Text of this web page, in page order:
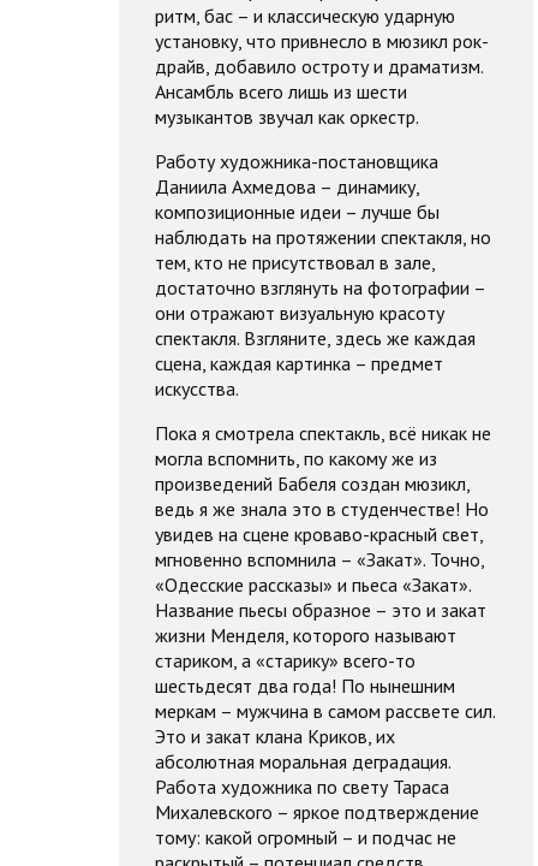
ритм, бас – и классическую ударную
установку, что привнесло в мюзикл рок-
драйв, добавило остроту и драматизм.
Ансамбль всего лишь из шести
музыкантов звучал как оркестр.
Работу художника-постановщика
Даниила Ахмедова – динамику,
композиционные идеи – лучше бы
наблюдать на протяжении спектакля, но
тем, кто не присутствовал в зале,
достаточно взглянуть на фотографии –
они отражают визуальную красоту
спектакля. Взгляните, здесь же каждая
сцена, каждая картинка – предмет
искусства.
Пока я смотрела спектакль, всё никак не
могла вспомнить, по какому же из
произведений Бабеля создан мюзикл,
ведь я же знала это в студенчестве! Но
увидев на сцене кроваво-красный свет,
мгновенно вспомнила – «Закат». Точно,
«Одесские рассказы» и пьеса «Закат».
Название пьесы образное – это и закат
жизни Менделя, которого называют
стариком, а «старику» всего-то
шестьдесят два года! По нынешним
меркам – мужчина в самом рассвете сил.
Это и закат клана Криков, их
абсолютная моральная деградация.
Работа художника по свету Тараса
Михалевского – яркое подтверждение
тому: какой огромный – и подчас не